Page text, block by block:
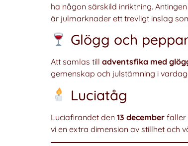
ha någon särskild inriktning.
är julmarknader ett trevligt inslag
Glögg och
Att samlas till adventsfika med
gemenskap och julstämning i
Luciatåg
Luciafirandet den 13 december faller
vi en extra dimension av stillhet och